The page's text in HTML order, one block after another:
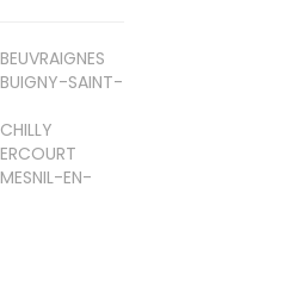
BEUVRAIGNES
BUIGNY-SAINT-
CHILLY
ERCOURT
MESNIL-EN-